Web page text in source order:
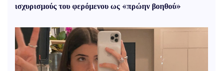
ισχυρισμούς του φερόμενου ως «πρώην βοηθού»